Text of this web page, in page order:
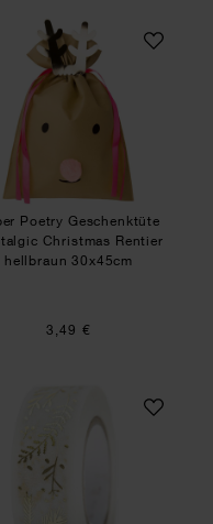
Sticker Zahlen 1-
Paper Poetry
Poetry Geschenktüte
Christmas Rentier
hellbraun 30x45cm
3,49 €
Nostalgic
Paper Poetry